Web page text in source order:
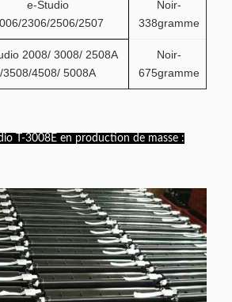
e-Studio
2306/2506/2507
Noir-
338gramme
2008/ 3008/ 2508A
/3508/4508/ 5008A
Noir-
675gramme
352, e-STUDIO
675gramme
E-studio 256 257
Noir-
700gramme
255, e-STUDIO
305,
355, e-STUDIO
455
Noir-
700gramme
T-3008E en production de masse :